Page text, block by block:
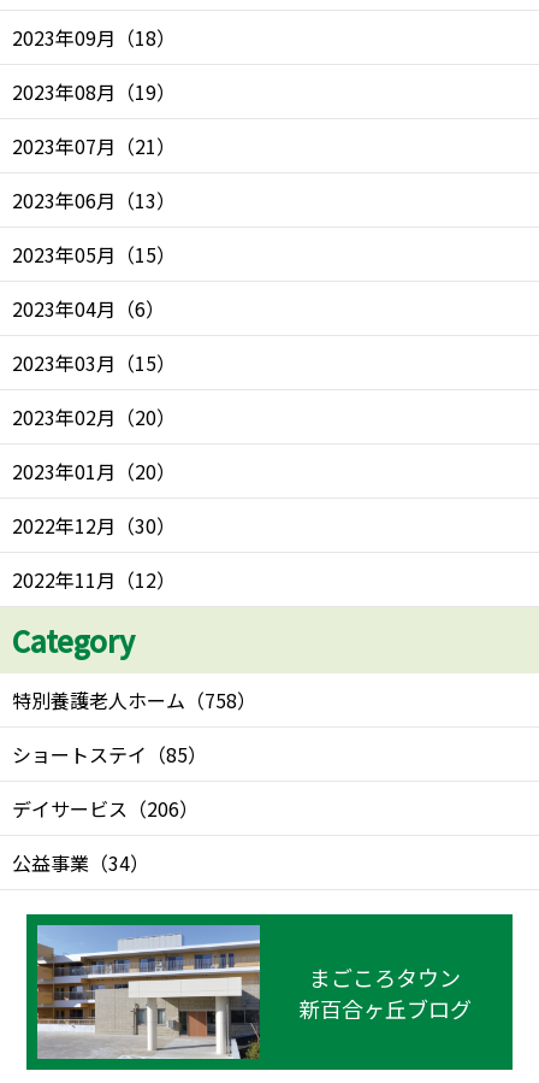
2023年09月 （18）
2023年08月 （19）
2023年07月 （21）
2023年06月 （13）
2023年05月 （15）
2023年04月 （6）
2023年03月 （15）
2023年02月 （20）
2023年01月 （20）
2022年12月 （30）
2022年11月 （12）
Category
特別養護老人ホーム （758）
ショートステイ （85）
デイサービス （206）
公益事業 （34）
まごころタウン
新百合ヶ丘ブログ